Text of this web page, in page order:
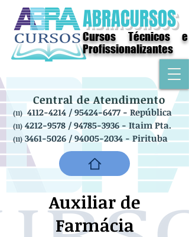
ABRACURSOS
Cursos Técnicos e
Profissionalizantes
Central de Atendimento
(11) 4112-4214 /95424-6477 - República
(11) 4212-9578 /94785-3936- Itaim Pta.
(11) 3461-5026 /94005-2034- Pirituba
Auxiliar de
Farmácia